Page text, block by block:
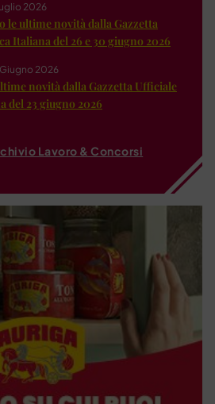
2026
le ultime novità dalla Gazzetta
Italiana del 26 e 30 giugno 2026
2026
novità dalla Gazzetta Ufficiale
del 23 giugno 2026
Lavoro & Concorsi